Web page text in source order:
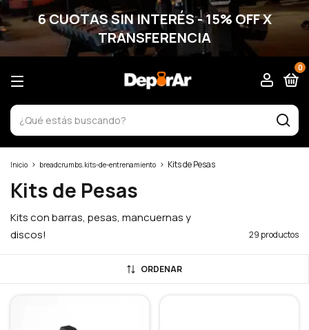
6 CUOTAS SIN INTERÉS - 15% OFF X
TRANSFERENCIA
0
Inicio > breadcrumbs.kits-de-entrenamiento > Kits de Pesas
Kits de Pesas
Kits con barras, pesas, mancuernas y
discos!
29 productos
ORDENAR